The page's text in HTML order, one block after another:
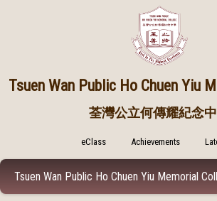
Tsuen Wan Public Ho Chuen Yiu
荃灣公立何傳耀紀念
eClass Achievements
Tsuen Wan Public Ho Chuen Yiu Memorial